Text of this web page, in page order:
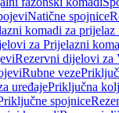
Natične spojnice
komadi za prijelaz
za Prijelazni
Rezervni dijelovi za
Rubne veze
uređajePriključna
spojnice